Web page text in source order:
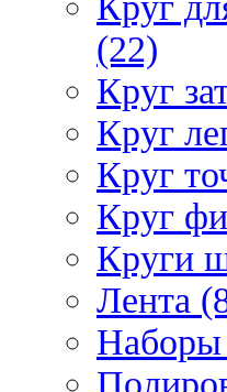
(22)
Круг
Круг
Круг
Круг
Круги
Лента
Наборы